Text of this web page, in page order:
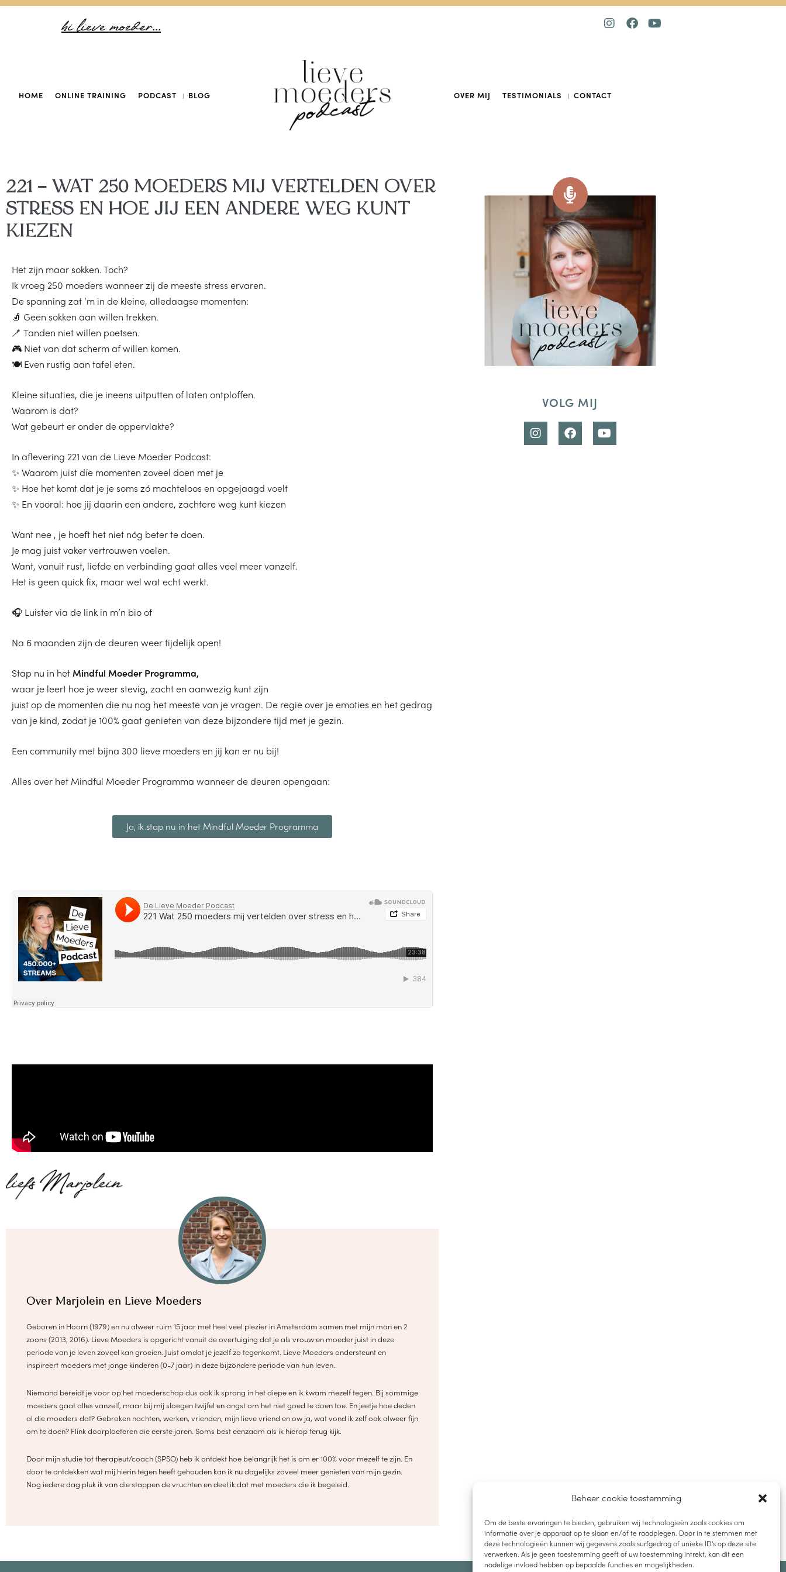
Beheer cookie toestemming
Om de beste ervaringen te bieden, gebruiken wij technologieën zoals cookies om
informatie over je apparaat op te slaan en/of te raadplegen. Door in te stemmen met
deze technologieën kunnen wij gegevens zoals surfgedrag of unieke ID's op deze site
verwerken. Als je geen toestemming geeft of uw toestemming intrekt, kan dit een
nadelige invloed hebben op bepaalde functies en mogelijkheden.
hi lieve moeder...
HOME ONLINE TRAINING PODCAST BLOG OVER MIJ TESTIMONIALS CONTACT
221 – WAT 250 MOEDERS MIJ VERTELDEN OVER
STRESS EN HOE JIJ EEN ANDERE WEG KUNT
KIEZEN
Het zijn maar sokken. Toch?
Ik vroeg 250 moeders wanneer zij de meeste stress ervaren.
De spanning zat ‘m in de kleine, alledaagse momenten:
🧦 Geen sokken aan willen trekken.
🪥 Tanden niet willen poetsen.
🎮 Niet van dat scherm af willen komen.
🍽️ Even rustig aan tafel eten.
Kleine situaties, die je ineens uitputten of laten ontploffen.
Waarom is dat?
Wat gebeurt er onder de oppervlakte?
In aflevering 221 van de Lieve Moeder Podcast:
✨ Waarom juist díe momenten zoveel doen met je
✨ Hoe het komt dat je je soms zó machteloos en opgejaagd voelt
✨ En vooral: hoe jij daarin een andere, zachtere weg kunt kiezen
Want nee , je hoeft het niet nóg beter te doen.
Je mag juist vaker vertrouwen voelen.
Want, vanuit rust, liefde en verbinding gaat alles veel meer vanzelf.
Het is geen quick fix, maar wel wat echt werkt.
🎧 Luister via de link in m’n bio of
Na 6 maanden zijn de deuren weer tijdelijk open!
Stap nu in hetMindful Moeder Programma,
waar je leert hoe je weer stevig, zacht en aanwezig kunt zijn
juist op de momenten die nu nog het meeste van je vragen. De regie over je emoties en het gedrag
van je kind, zodat je 100% gaat genieten van deze bijzondere tijd met je gezin.
Een community met bijna 300 lieve moeders en jij kan er nu bij!
Alles over het Mindful Moeder Programma wanneer de deuren opengaan:
Ja, ik stap nu in het Mindful Moeder Programma
Over Marjolein en Lieve Moeders
Geboren in Hoorn (1979) en nu alweer ruim 15 jaar met heel veel plezier in Amsterdam samen met mijn man en 2
zoons (2013, 2016). Lieve Moeders is opgericht vanuit de overtuiging dat je als vrouw en moeder juist in deze
periode van je leven zoveel kan groeien. Juist omdat je jezelf zo tegenkomt. Lieve Moeders ondersteunt en
inspireert moeders met jonge kinderen (0-7 jaar) in deze bijzondere periode van hun leven.
Niemand bereidt je voor op het moederschap dus ook ik sprong in het diepe en ik kwam mezelf tegen. Bij sommige
moeders gaat alles vanzelf, maar bij mij sloegen twijfel en angst om het niet goed te doen toe. En jeetje hoe deden
al die moeders dat? Gebroken nachten, werken, vrienden, mijn lieve vriend en ow ja, wat vond ik zelf ook alweer fijn
om te doen? Flink doorploeteren die eerste jaren. Soms best eenzaam als ik hierop terug kijk.
Door mijn studie tot therapeut/coach (SPSO) heb ik ontdekt hoe belangrijk het is om er 100% voor mezelf te zijn. En
door te ontdekken wat mij hierin tegen heeft gehouden kan ik nu dagelijks zoveel meer genieten van mijn gezin.
Nog iedere dag pluk ik van die stappen de vruchten en deel ik dat met moeders die ik begeleid.
VOLG MIJ